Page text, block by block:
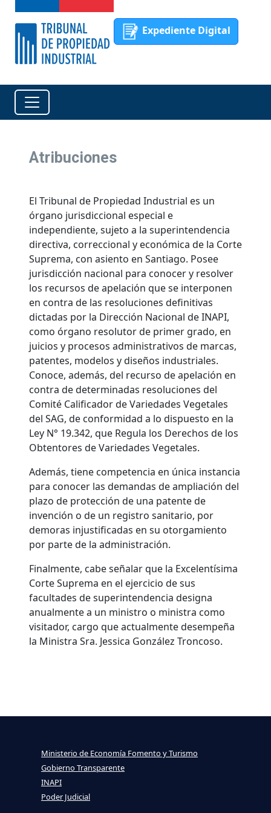
Expediente Digital
Atribuciones
El Tribunal de Propiedad Industrial es un
órgano jurisdiccional especial e
independiente, sujeto a la superintendencia
directiva, correccional y económica de la Corte
Suprema, con asiento en Santiago. Posee
jurisdicción nacional para conocer y resolver
los recursos de apelación que se interponen
en contra de las resoluciones definitivas
dictadas por la Dirección Nacional de INAPI,
como órgano resolutor de primer grado, en
juicios y procesos administrativos de marcas,
patentes, modelos y diseños industriales.
Conoce, además, del recurso de apelación en
contra de determinadas resoluciones del
Comité Calificador de Variedades Vegetales
del SAG, de conformidad a lo dispuesto en la
Ley N° 19.342, que Regula los Derechos de los
Obtentores de Variedades Vegetales.
Además, tiene competencia en única instancia
para conocer las demandas de ampliación del
plazo de protección de una patente de
invención o de un registro sanitario, por
demoras injustificadas en su otorgamiento
por parte de la administración.
Finalmente, cabe señalar que la Excelentísima
Corte Suprema en el ejercicio de sus
facultades de superintendencia designa
anualmente a un ministro o ministra como
visitador, cargo que actualmente desempeña
la Ministra Sra. Jessica González Troncoso.
Ministerio de Economía Fomento y Turismo
Gobierno Transparente
INAPI
Poder Judicial